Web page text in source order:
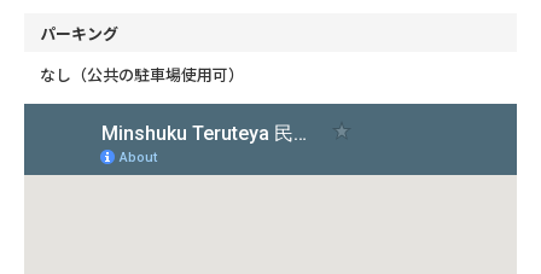
パーキング
なし（公共の駐車場使用可）